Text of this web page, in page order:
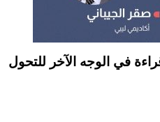
في الوجه الآخر للتحول